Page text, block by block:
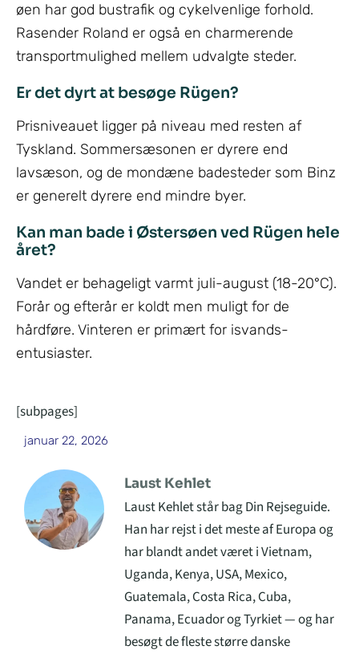
øen har god bustrafik og cykelvenlige forhold.
Rasender Roland er også en charmerende
transportmulighed mellem udvalgte steder.
Er det dyrt at besøge Rügen?
Prisniveauet ligger på niveau med resten af
Tyskland. Sommersæsonen er dyrere end
lavsæson, og de mondæne badesteder som Binz
er generelt dyrere end mindre byer.
Kan man bade i Østersøen ved Rügen hele
året?
Vandet er behageligt varmt juli-august (18-20°C).
Forår og efterår er koldt men muligt for de
hårdføre. Vinteren er primært for isvands-
entusiaster.
[subpages]
januar 22, 2026
Laust Kehlet
Laust Kehlet står bag Din Rejseguide.
Han har rejst i det meste af Europa og
har blandt andet været i Vietnam,
Uganda, Kenya, USA, Mexico,
Guatemala, Costa Rica, Cuba,
Panama, Ecuador og Tyrkiet — og har
besøgt de fleste større danske